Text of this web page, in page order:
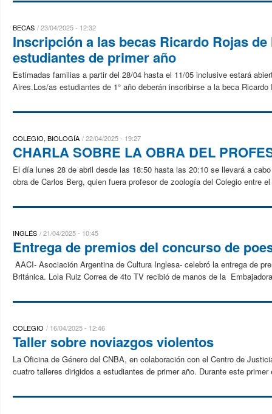
BECAS 23/04/2025 - 12:32
Inscripción a las becas Ricardo Rojas
estudiantes de primer año
Estimadas familias a partir del 28/04 hasta el 11/05 inclusive estará
Aires.Los/as estudiantes de 1° año deberán inscribirse a la beca
COLEGIO, BIOLOGÍA 22/04/2025 - 19:27
CHARLA SOBRE LA OBRA DEL
El día lunes 28 de abril desde las 18:50 hasta las 20:10 se llevará a
obra de Carlos Berg, quien fuera profesor de zoología del Colegio entre
INGLÉS 21/04/2025 - 10:45
Entrega de premios del concurso de
AACI- Asociación Argentina de Cultura Inglesa- celebró la entrega de
Británica. Lola Ruiz Correa de 4to TV recibió de manos de la
COLEGIO 16/04/2025 - 12:46
Taller sobre noviazgos violentos
La Oficina de Género del CNBA, en colaboración con el Centro de
cuatro talleres dirigidos a estudiantes de primer año. Durante este